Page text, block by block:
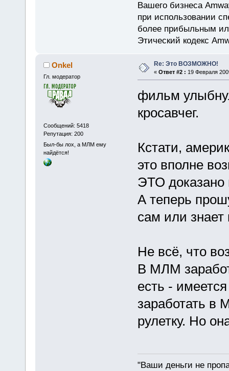
Вашего бизнеса
при использовании
более прибыльным
Этический кодекс
Onkel
Гл. модератор
Сообщений: 5418
Репутация: 200
Был-бы лох, а МЛМ ему
найдётся!
Re: Это ВОЗМОЖНО!
« Ответ #2 : 19 Февраля
фильм
кросавчег.
Кстати,
это вполне
ЭТО доказано
А теперь
сам или знает
Не всё, что
В МЛМ
есть -
заработать в
рулетку. Но
"Ваши деньги не